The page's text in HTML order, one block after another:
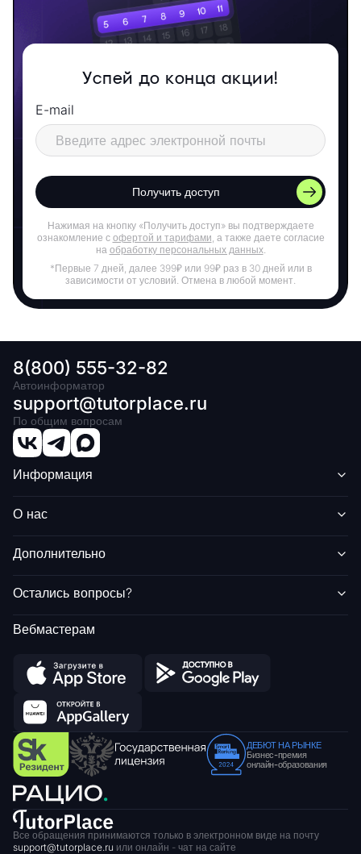
Успей до конца акции!
E-mail
Получить доступ
Нажимая на кнопку «Получить доступ» вы подтверждаете
ознакомление с офертой и тарифами , а также даете согласие
на обработку персональных данных.
*Первые 7 дней, далее 399₽ или 99₽ раз в 30 дней или в
зависимости от условий. Отмена в любой момент.
8(800) 555-32-82
Автоинформатор
support@tutorplace.ru
По общим вопросам
Информация
О нас
Дополнительно
Остались вопросы?
Вебмастерам
ДЕБЮТ НА РЫНКЕ
Бизнес-премия
онлайн-образования
Все обращения принимаются только в электронном виде на почту
support@tutorplace.ru или онлайн - чат на сайте